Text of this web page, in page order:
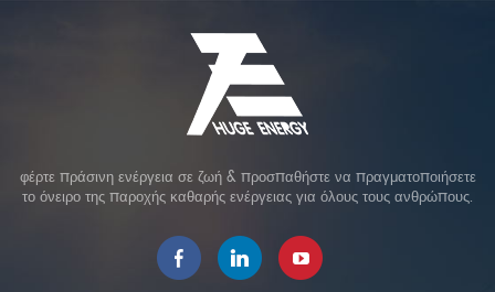
φέρτε πράσινη ενέργεια σε ζωή & προσπαθήστε να πραγματοποιήσετε
το όνειρο της παροχής καθαρής ενέργειας για όλους τους ανθρώπους.